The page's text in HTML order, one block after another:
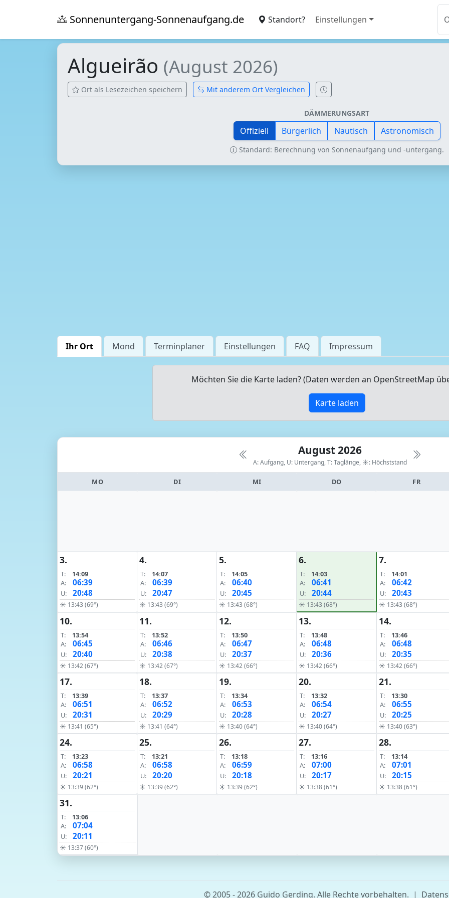
Sonnenuntergang-Sonnenaufgang.de Standort? Einstellungen
Algueirão (August 2026)
Ort als Lesezeichen speichern Mit anderem Ort Vergleichen
DÄMMERUNGSART
Offiziell Bürgerlich Nautisch Astronomisch
Standard: Berechnung von Sonnenaufgang und -untergang.
Ihr Ort Mond Terminplaner Einstellungen FAQ Impressum
Möchten Sie die Karte laden? (Daten werden an OpenStreetMap
Karte laden
August 2026
A: Aufgang, U: Untergang, T: Taglänge, ☀: Höchststand
MO DI MI DO FR
3.
T:
14:09
A:
06:39
U: 20:48
☀ 13:43 (69°)
4.
T:
14:07
A:
06:39
U: 20:47
☀ 13:43 (69°)
5.
T:
14:05
A:
06:40
U: 20:45
☀ 13:43 (68°)
6.
T:
14:03
A:
06:41
U: 20:44
☀ 13:43 (68°)
7.
T:
14:01
A:
06:42
U: 20:43
☀ 13:43 (68°)
10.
T:
13:54
A:
06:45
U: 20:40
☀ 13:42 (67°)
11.
T:
13:52
A:
06:46
U: 20:38
☀ 13:42 (67°)
12.
T:
13:50
A:
06:47
U: 20:37
☀ 13:42 (66°)
13.
T:
13:48
A:
06:48
U: 20:36
☀ 13:42 (66°)
14.
T:
13:46
A:
06:48
U: 20:35
☀ 13:42 (66°)
17.
T:
13:39
A:
06:51
U: 20:31
☀ 13:41 (65°)
18.
T:
13:37
A:
06:52
U: 20:29
☀ 13:41 (64°)
19.
T:
13:34
A:
06:53
U: 20:28
☀ 13:40 (64°)
20.
T:
13:32
A:
06:54
U: 20:27
☀ 13:40 (64°)
21.
T:
13:30
A:
06:55
U: 20:25
☀ 13:40 (63°)
24.
T:
13:23
A:
06:58
U: 20:21
☀ 13:39 (62°)
25.
T:
13:21
A:
06:58
U: 20:20
☀ 13:39 (62°)
26.
T:
13:18
A:
06:59
U: 20:18
☀ 13:39 (62°)
27.
T:
13:16
A:
07:00
U: 20:17
☀ 13:38 (61°)
28.
T:
13:14
A:
07:01
U: 20:15
☀ 13:38 (61°)
31.
T:
13:06
A:
07:04
U: 20:11
☀ 13:37 (60°)
© 2005 - 2026 Guido Gerding. Alle Rechte vorbehalten. |